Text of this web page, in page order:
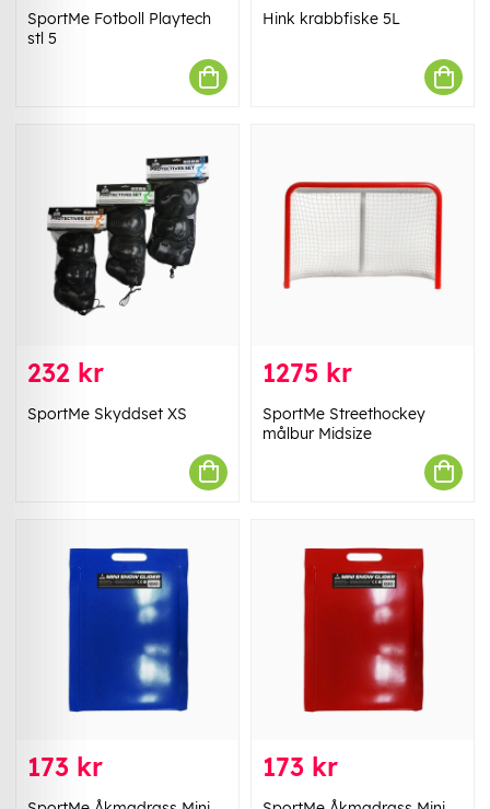
SportMe Fotboll Playtech
stl 5
Hink krabbfiske 5L
232 kr
SportMe Skyddset XS
1275 kr
SportMe Streethockey
målbur Midsize
173 kr 173 kr